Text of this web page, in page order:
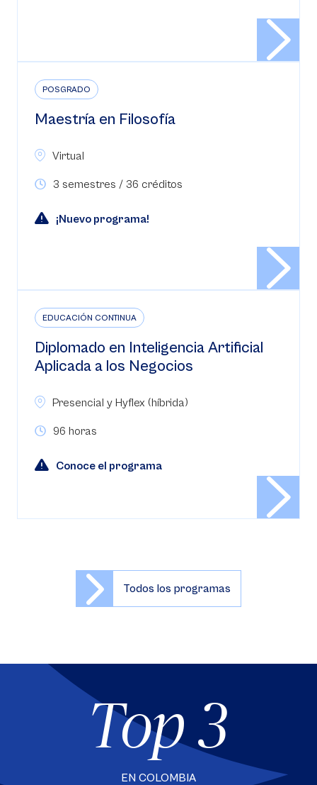
POSGRADO
Maestría en Filosofía
Virtual
3 semestres / 36 créditos
¡Nuevo programa!
EDUCACIÓN CONTINUA
Diplomado en Inteligencia Artificial
Aplicada a los Negocios
Presencial y Hyflex (híbrida)
96 horas
Conoce el programa
Todos los programas
Top 3
EN COLOMBIA